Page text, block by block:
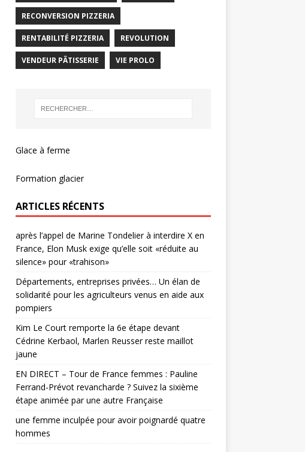
RECONVERSION PIZZERIA
RENTABILITÉ PIZZERIA REVOLUTION
VENDEUR PÂTISSERIE VIE PROLO
Glace à ferme
Formation glacier
ARTICLES RÉCENTS
après l’appel de Marine Tondelier à interdire X en
France, Elon Musk exige qu’elle soit «réduite au
silence» pour «trahison»
Départements, entreprises privées… Un élan de
solidarité pour les agriculteurs venus en aide aux
pompiers
Kim Le Court remporte la 6e étape devant
Cédrine Kerbaol, Marlen Reusser reste maillot
jaune
EN DIRECT – Tour de France femmes : Pauline
Ferrand-Prévot revancharde ? Suivez la sixième
étape animée par une autre Française
une femme inculpée pour avoir poignardé quatre
hommes